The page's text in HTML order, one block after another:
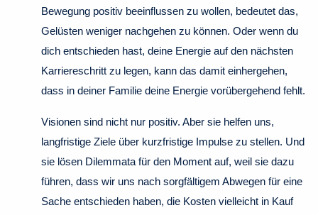
Bewegung positiv beeinflussen zu wollen, bedeutet das,
Gelüsten weniger nachgehen zu können. Oder wenn du
dich entschieden hast, deine Energie auf den nächsten
Karriereschritt zu legen, kann das damit einhergehen,
dass in deiner Familie deine Energie vorübergehend fehlt.
Visionen sind nicht nur positiv. Aber sie helfen uns,
langfristige Ziele über kurzfristige Impulse zu stellen. Und
sie lösen Dilemmata für den Moment auf, weil sie dazu
führen, dass wir uns nach sorgfältigem Abwegen für eine
Sache entschieden haben, die Kosten vielleicht in Kauf